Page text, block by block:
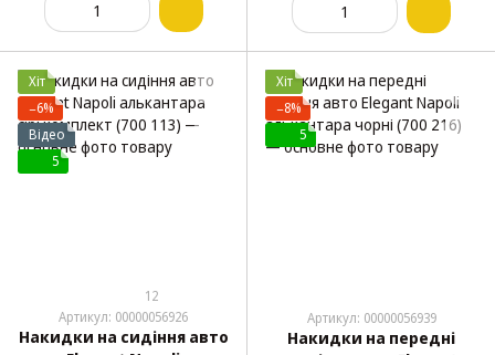
Хіт
−6%
Відео
5
12
Артикул: 00000056926
Накидки на сидіння авто
Хіт
−8%
5
Артикул: 00000056939
Накидки на передні